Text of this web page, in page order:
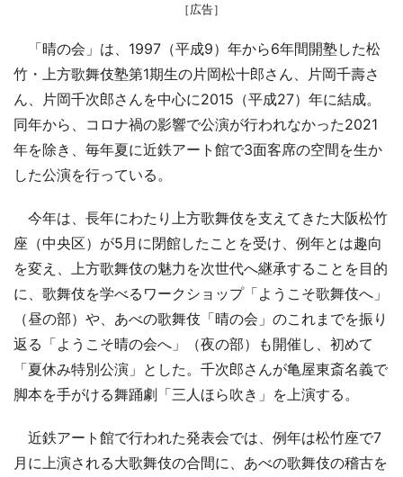
［広告］
「晴の会」は、1997（平成9）年から6年間開塾した松
竹・上方歌舞伎塾第1期生の片岡松十郎さん、片岡千壽さ
ん、片岡千次郎さんを中心に2015（平成27）年に結成。
同年から、コロナ禍の影響で公演が行われなかった2021
年を除き、毎年夏に近鉄アート館で3面客席の空間を生か
した公演を行っている。
今年は、長年にわたり上方歌舞伎を支えてきた大阪松竹
座（中央区）が5月に閉館したことを受け、例年とは趣向
を変え、上方歌舞伎の魅力を次世代へ継承することを目的
に、歌舞伎を学べるワークショップ「ようこそ歌舞伎へ」
（昼の部）や、あべの歌舞伎「晴の会」のこれまでを振り
返る「ようこそ晴の会へ」（夜の部）も開催し、初めて
「夏休み特別公演」とした。千次郎さんが亀屋東斎名義で
脚本を手がける舞踊劇「三人ほら吹き」を上演する。
近鉄アート館で行われた発表会では、例年は松竹座で7
月に上演される大歌舞伎の合間に、あべの歌舞伎の稽古を